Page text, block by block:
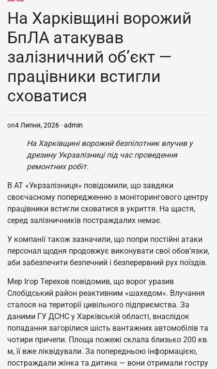
ОПУБЛІКУВАТИ
На Харківщині ворожий
БпЛА атакував
залізничний об’єкт —
працівники встигли
сховатися
on4 Липня, 2026 admin
На Харківщині ворожий безпілотник влучив у
дрезину Укрзалізниці під час проведення
ремонтних робіт.
В АТ «Укрзалізниця» повідомили, що завдяки
своєчасному попередженню з моніторингового центру
працівники встигли сховатися в укриття. На щастя,
серед залізничників постраждалих немає.
У компанії також зазначили, що попри постійні атаки
персонал щодня продовжує виконувати свої обов’язки,
аби забезпечити безпечний і безперервний рух поїздів.
Мер Ігор Терехов повідомив, що ворог уразив
Слобідський район реактивним «шахедом». Влучання
сталося на території цивільного підприємства. За
даними ГУ ДСНС у Харківській області, внаслідок
попадання загорілися шість вантажних автомобілів та
чотири причепи. Площа пожежі склала близько 200 кв.
м, її вже ліквідували. За попередньою інформацією,
постраждали жінка та дитина — вони отримали гостру